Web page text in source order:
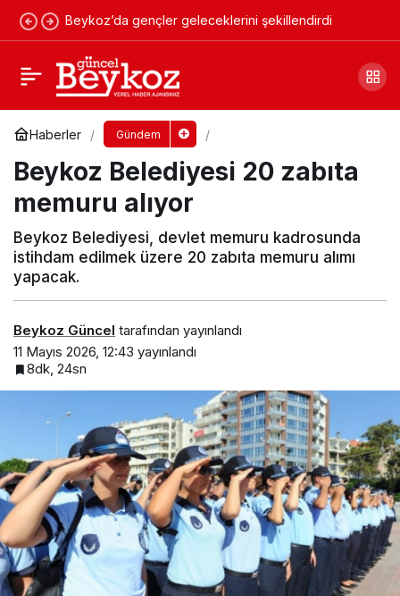
Beykoz’da gençler geleceklerini şekillendirdi
Haberler Gündem
Beykoz Belediyesi 20 zabıta
memuru alıyor
Beykoz Belediyesi, devlet memuru kadrosunda
istihdam edilmek üzere 20 zabıta memuru alımı
yapacak.
Beykoz Güncel tarafından yayınlandı
11 Mayıs 2026, 12:43 yayınlandı
8dk, 24sn
Beykoz’da Anneler Günü renkli görüntülere
sahne oldu
Yorum Yap Paylaş